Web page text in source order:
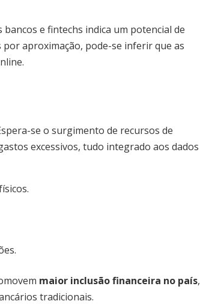
e fintechs indica um potencial de
aproximação, pode-se inferir que as
se o surgimento de recursos de
excessivos, tudo integrado aos dados
maior inclusão financeira no país,
tradicionais.